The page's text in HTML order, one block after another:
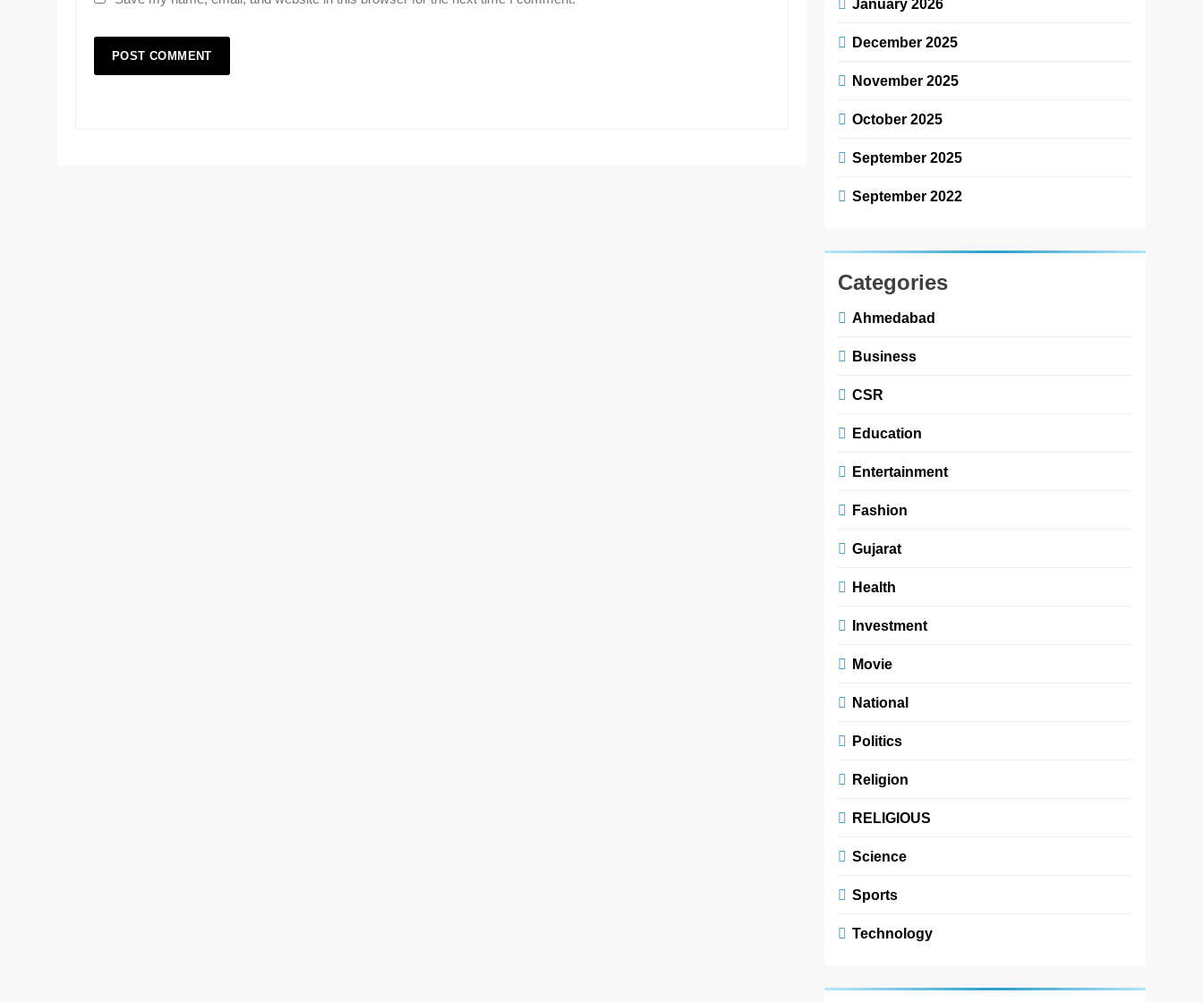
January 2026
December 2025
November 2025
October 2025
September 2025
September 2022
Categories
Ahmedabad
Business
CSR
Education
Entertainment
Fashion
Gujarat
Health
Investment
Movie
National
Politics
Religion
RELIGIOUS
Science
Sports
Technology